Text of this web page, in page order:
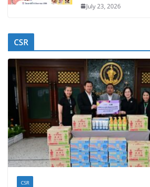
July 23, 2026
CSR
CSR